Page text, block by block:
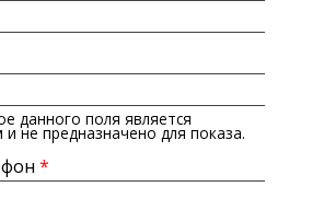
данного поля является
не предназначено для показа.
*